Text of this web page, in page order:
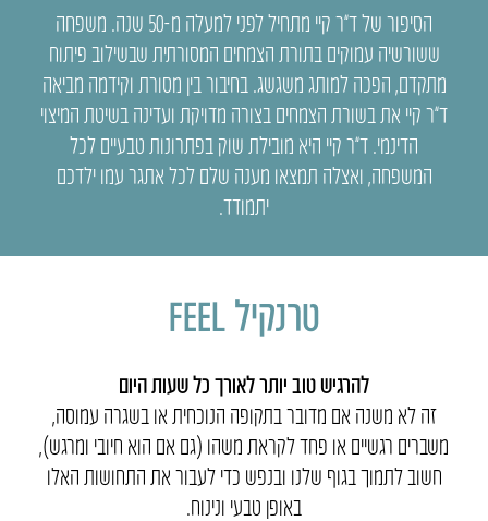
הסיפור של ד”ר קיי מתחיל לפני למעלה מ-50 שנה. משפחה
ששורשיה עמוקים בתורת הצמחים המסורתית שבשילוב פיתוח
מתקדם, הפכה למותג משגשג. בחיבור בין מסורת וקידמה מביאה
ד”ר קיי את בשורת הצמחים בצורה מדויקת ועדינה בשיטת המיצוי
הדינמי. ד”ר קיי היא מובילת שוק בפתרונות טבעיים לכל
המשפחה, ואצלה תמצאו מענה שלם לכל אתגר עמו ילדכם
יתמודד.
טרנקיל FEEL
להרגיש טוב יותר לאורך כל שעות היום
זה לא משנה אם מדובר בתקופה הנוכחית או בשגרה עמוסה,
משברים רגשיים או פחד לקראת משהו (גם אם הוא חיובי ומרגש),
חשוב לתמוך בגוף שלנו ובנפש כדי לעבור את התחושות האלו
באופן טבעי ונינוח.